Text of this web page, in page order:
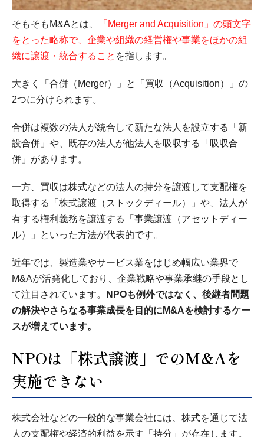
そもそもM&Aとは、
「Merger and Acquisition」の頭文字
をとった略称で、企業や組織の経営権や事業をほかの組
織に譲渡・統合すること を指します。
大きく「合併（Merger）」と「買収（Acquisition）」の
2つに分けられます。
合併は複数の法人が統合して新たな法人を設立する「新
設合併」や、既存の法人が他法人を吸収する「吸収合
併」があります。
一方、買収は株式などの法人の持分を譲渡して支配権を
取得する「株式譲渡（ストックディール）」や、法人が
有する権利義務を譲渡する「事業譲渡（アセットディー
ル）」といった方法が代表的です。
近年では、製造業やサービス業をはじめ幅広い業界で
M&Aが活発化しており、企業戦略や事業承継の手段とし
て注目されています。
NPOも例外ではなく、後継者問題
の解決やさらなる事業成長を目的にM&Aを検討するケー
スが増えています。
NPOは「株式譲渡」でのM&Aを
実施できない
株式会社などの一般的な事業会社には、株式を通じて法
人の支配権や経済的利益を示す「持分」が存在します。